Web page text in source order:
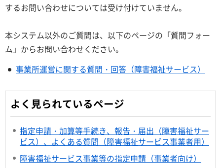
するお問い合わせについては受け付けていません。
本システム以外のご質問は、以下のページの「質問フォー
ム」からお問い合わせください。
事業所運営に関する質問・回答（障害福祉サービス）
よく見られているページ
指定申請・加算等手続き、報告・届出（障害福祉サー
ビス）、よくある質問（障害福祉サービス事業者用）
障害福祉サービス事業等の指定申請（事業者向け）